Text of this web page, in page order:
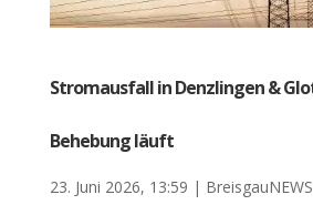
Stromausfall in Denzlingen &
Behebung läuft
23. Juni 2026, 13:59 | BreisgauNEWS